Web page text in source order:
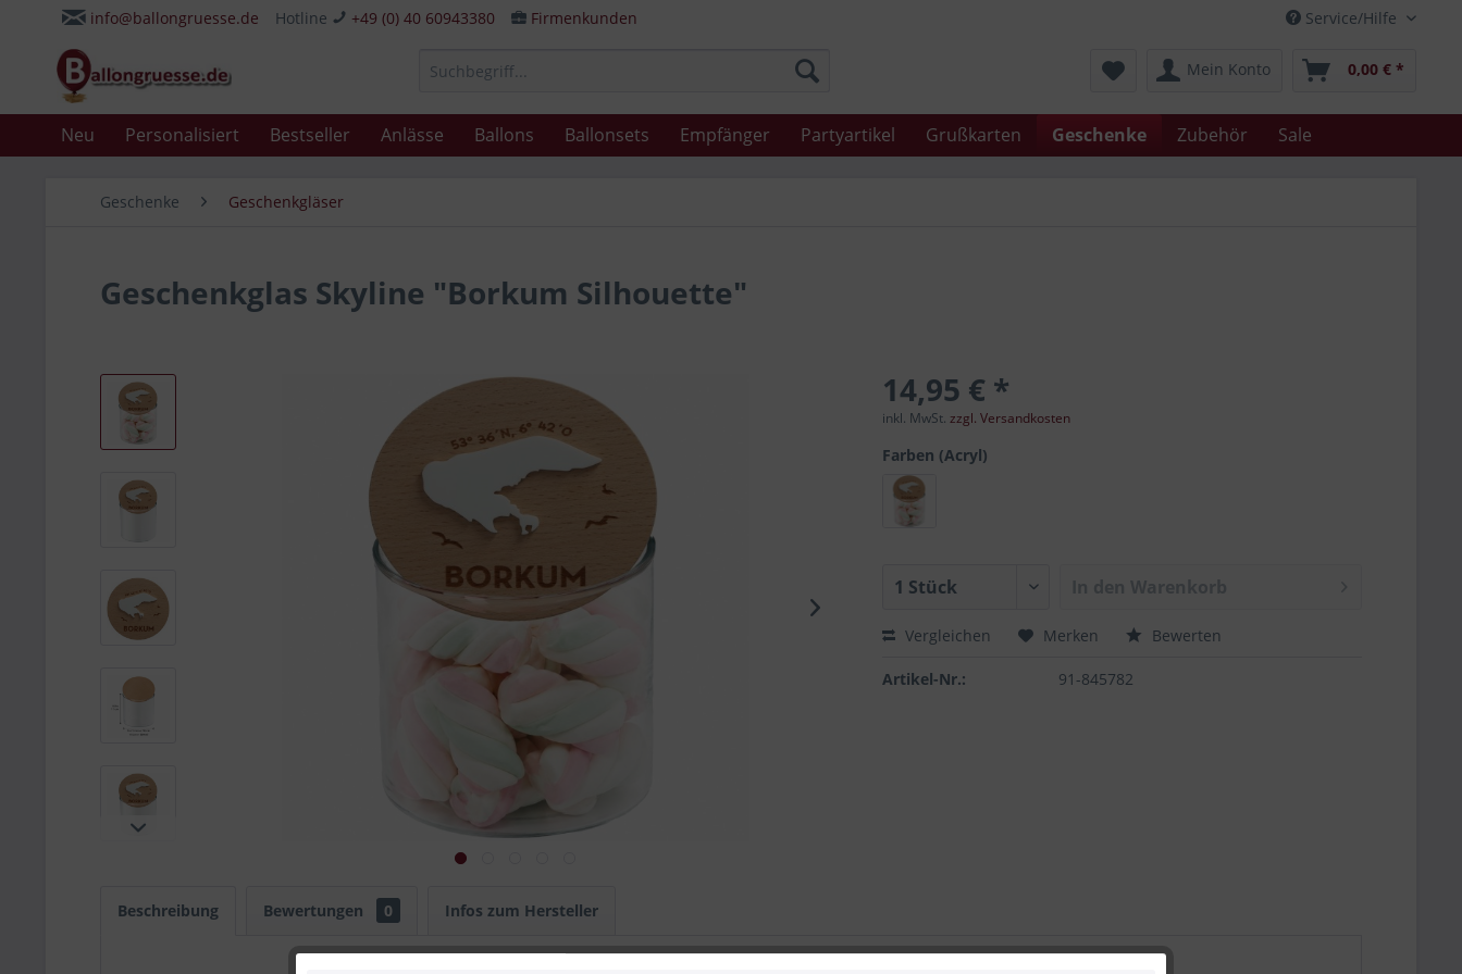
Service/Hilfe
info@ballongruesse.de Hotline +49 (0) 40 60943380 Firmenkunden
Mein Konto 0,00 € *
Neu Personalisiert Bestseller Anlässe Ballons Ballonsets Empfänger Partyartikel Grußkarten Geschenke Zubehör Sale
Geschenke Geschenkgläser
Geschenkglas Skyline "Borkum Silhouette"
14,95 € *
inkl. MwSt.zzgl. Versandkosten
Farben (Acryl)
Vergleichen Merken Bewerten
Artikel-Nr.: 91-845782
Beschreibung Bewertungen 0 Infos zum Hersteller